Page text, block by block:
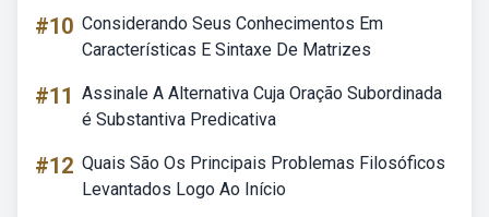
#10 Considerando Seus Conhecimentos Em
Características E Sintaxe De Matrizes
#11 Assinale A Alternativa Cuja Oração Subordinada
é Substantiva Predicativa
#12 Quais São Os Principais Problemas Filosóficos
Levantados Logo Ao Início